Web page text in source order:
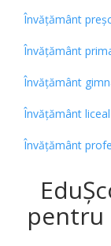
Învățământ
Învățământ
Învățământ
Învățământ liceal
Învățământ
pentru